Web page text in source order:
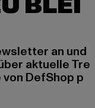
an und
aktuelle Tre
DefShop p